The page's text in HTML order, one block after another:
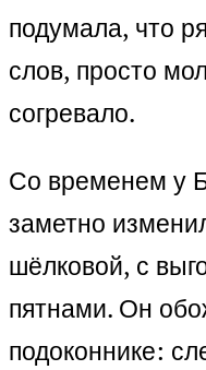
подумала, что
слов, просто
согревало.
Со временем у
заметно
шёлковой, с
пятнами. Он
подоконнике: